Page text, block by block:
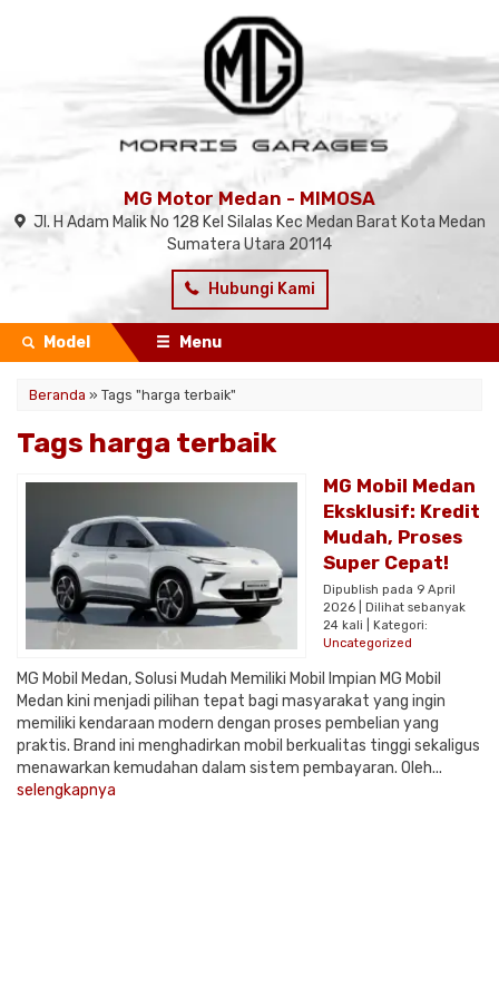
MG Motor Medan - MIMOSA
Jl. H Adam Malik No 128 Kel Silalas Kec Medan Barat Kota Medan
Sumatera Utara 20114
Hubungi Kami
Model Menu
Beranda » Tags "harga terbaik"
Tags harga terbaik
MG Mobil Medan
Eksklusif: Kredit
Mudah, Proses
Super Cepat!
Dipublish pada 9 April
2026 | Dilihat sebanyak
24 kali | Kategori:
Uncategorized
MG Mobil Medan, Solusi Mudah Memiliki Mobil Impian MG Mobil
Medan kini menjadi pilihan tepat bagi masyarakat yang ingin
memiliki kendaraan modern dengan proses pembelian yang
praktis. Brand ini menghadirkan mobil berkualitas tinggi sekaligus
menawarkan kemudahan dalam sistem pembayaran. Oleh...
selengkapnya